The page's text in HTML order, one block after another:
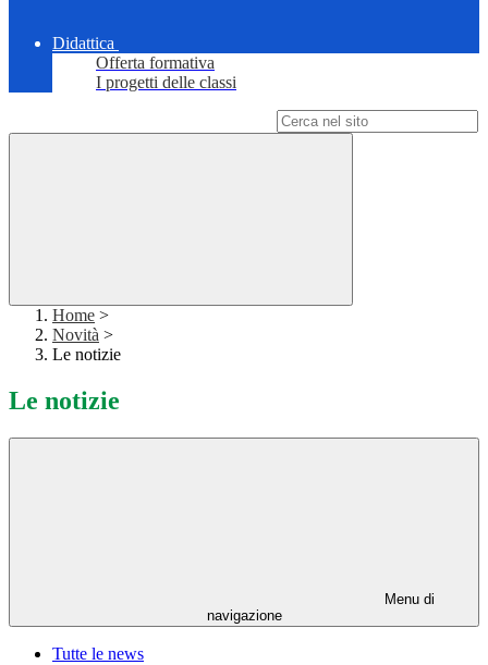
Didattica
Offerta formativa
I progetti delle classi
Home >
Novità >
Le notizie
Le notizie
Menu di
navigazione
Tutte le news